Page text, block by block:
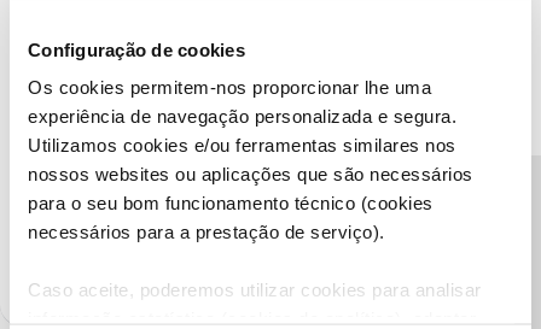
Configuração de cookies
Os cookies permitem-nos proporcionar lhe uma
experiência de navegação personalizada e segura.
Utilizamos cookies e/ou ferramentas similares nos
nossos websites ou aplicações que são necessários
para o seu bom funcionamento técnico (cookies
necessários para a prestação de serviço).
Caso aceite, poderemos utilizar cookies para analisar
número de cliente, através do perfil
Obrigado
Ajude a comunidade a encontrar informação relevante. Marque
como "Melhor Resposta" e faça "Like" nos melhores comentários.
Siga os perfis da moderação, através da opção "Seguir", para estar
sempre a par das ultimas novidades.